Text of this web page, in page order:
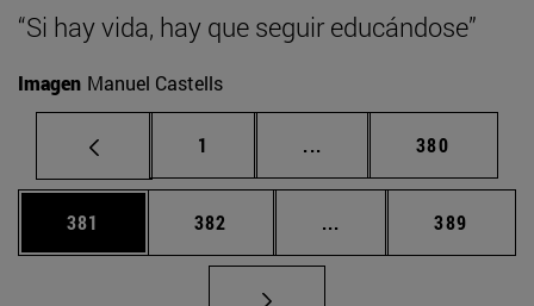
“Si hay vida, hay que seguir educándose”
Imagen Manuel Castells
Página
1 ... Páginas intermedias
Página
380
Página
381 Página
382 ... Páginas intermedias
Página
389